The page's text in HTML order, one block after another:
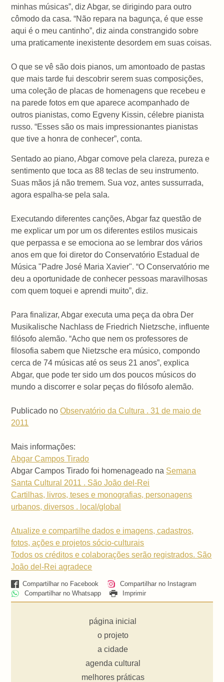
minhas músicas”, diz Abgar, se dirigindo para outro
cômodo da casa. “Não repara na bagunça, é que esse
aqui é o meu cantinho”, diz ainda constrangido sobre
uma praticamente inexistente desordem em suas coisas.
O que se vê são dois pianos, um amontoado de pastas
que mais tarde fui descobrir serem suas composições,
uma coleção de placas de homenagens que recebeu e
na parede fotos em que aparece acompanhado de
outros pianistas, como Egveny Kissin, célebre pianista
russo. “Esses são os mais impressionantes pianistas
que tive a honra de conhecer”, conta.
Sentado ao piano, Abgar comove pela clareza, pureza e
sentimento que toca as 88 teclas de seu instrumento.
Suas mãos já não tremem. Sua voz, antes sussurrada,
agora espalha-se pela sala.
Executando diferentes canções, Abgar faz questão de
me explicar um por um os diferentes estilos musicais
que perpassa e se emociona ao se lembrar dos vários
anos em que foi diretor do Conservatório Estadual de
Música "Padre José Maria Xavier". “O Conservatório me
deu a oportunidade de conhecer pessoas maravilhosas
com quem toquei e aprendi muito”, diz.
Para finalizar, Abgar executa uma peça da obra Der
Musikalische Nachlass de Friedrich Nietzsche, influente
filósofo alemão. “Acho que nem os professores de
filosofia sabem que Nietzsche era músico, compondo
cerca de 74 músicas até os seus 21 anos”, explica
Abgar, que pode ter sido um dos poucos músicos do
mundo a discorrer e solar peças do filósofo alemão.
Publicado noObservatório da Cultura . 31 de maio de
2011
Mais informações:
Abgar Campos Tirado
Abgar Campos Tirado foi homenageado na Semana
Santa Cultural 2011 . São João del-Rei
Cartilhas, livros, teses e monografias, personagens
urbanos, diversos . local/global
Atualize e compartilhe dados e imagens, cadastros,
fotos, ações e projetos sócio-culturais
Todos os créditos e colaborações serão registrados. São
João del-Rei agradece
Compartilhar no Facebook
Compartilhar no Instagram
Compartilhar no Whatsapp
Imprimir
página inicial
o projeto
a cidade
agenda cultural
melhores práticas